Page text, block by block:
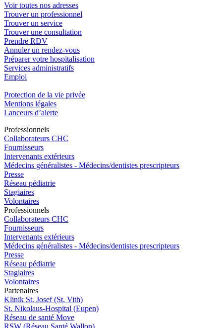
Voir toutes nos adresses
Trouver un professionnel
Trouver un service
Trouver une consultation
Prendre RDV
Annuler un rendez-vous
Préparer votre hospitalisation
Services administratifs
Emploi​
Protection de la vie privée
Mentions légales
Lanceurs d’alerte
Professionnels
Collaborateurs CHC
Fournisseurs
Intervenants extérieurs
Médecins généralistes - Médecins/dentistes prescripteurs
Presse
Réseau pédiatrie
Stagiaires
Volontaires
Professionnels
Collaborateurs CHC
Fournisseurs
Intervenants extérieurs
Médecins généralistes - Médecins/dentistes prescripteurs
Presse
Réseau pédiatrie
Stagiaires
Volontaires
Partenaires
Klinik St. Josef (St. Vith)
St. Nikolaus-Hospital (Eupen)
Réseau de santé Move
RSW (Réseau Santé Wallon)